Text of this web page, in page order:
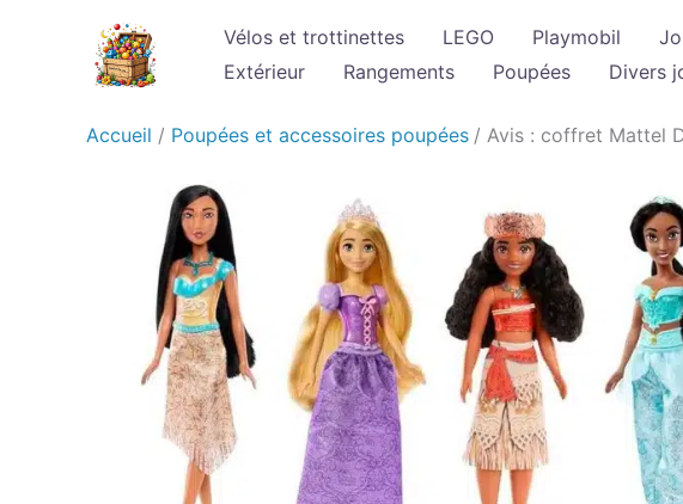
Vélos et trottinettes LEGO Playmobil
Extérieur
Rangements Poupées Divers
Accueil Poupées et accessoires poupées Avis : coffret Mattel